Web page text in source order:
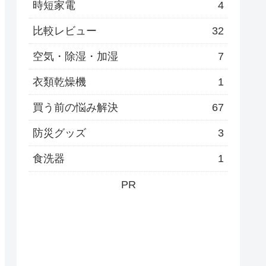
時短家電 4
比較レビュー 32
空気・除湿・加湿 7
衣類乾燥機 1
買う前の悩み解決 67
防災グッズ 3
食洗器 1
PR